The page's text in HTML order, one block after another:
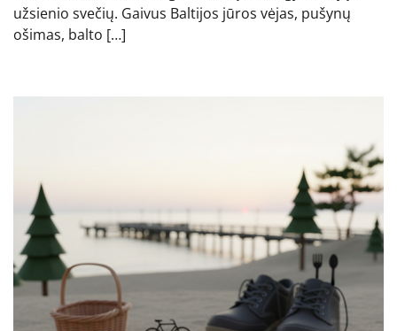
užsienio svečių. Gaivus Baltijos jūros vėjas, pušynų
ošimas, balto […]